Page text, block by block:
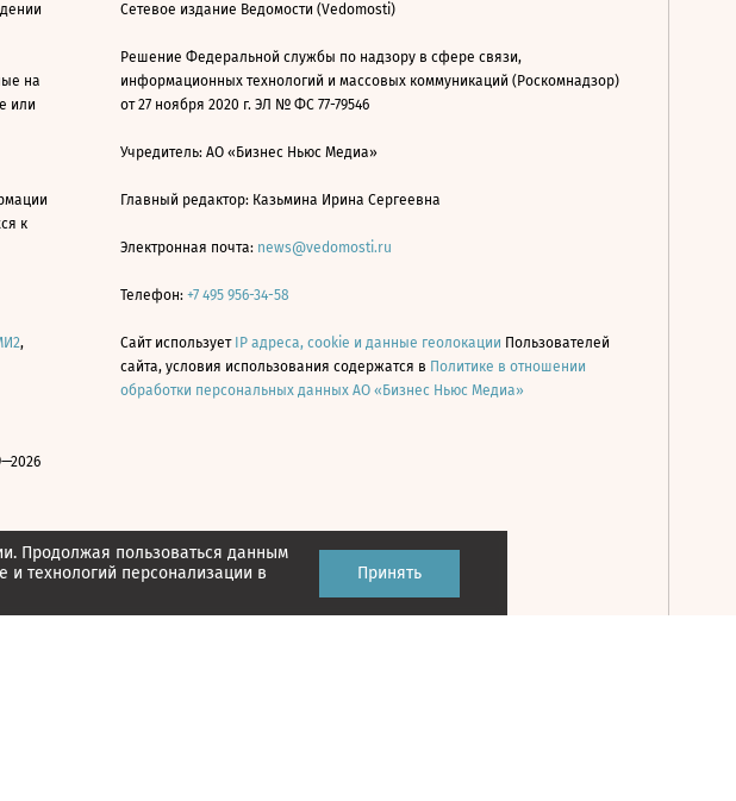
Продолжая пользоваться данным
технологий персонализации в
Принять
на
или
к
,
Сетевое издание Ведомости (Vedomosti)
Решение Федеральной службы по надзору в сфере связи,
информационных технологий и массовых коммуникаций (Роскомнадзор)
от 27 ноября 2020 г. ЭЛ № ФС 77-79546
Учредитель: АО «Бизнес Ньюс Медиа»
Главный редактор: Казьмина Ирина Сергеевна
Электронная почта: news@vedomosti.ru
Телефон: +7 495 956-34-58
Сайт использует IP адреса, cookie и данные геолокации Пользователей
сайта, условия использования содержатся в Политике в отношении
обработки персональных данных АО «Бизнес Ньюс Медиа»